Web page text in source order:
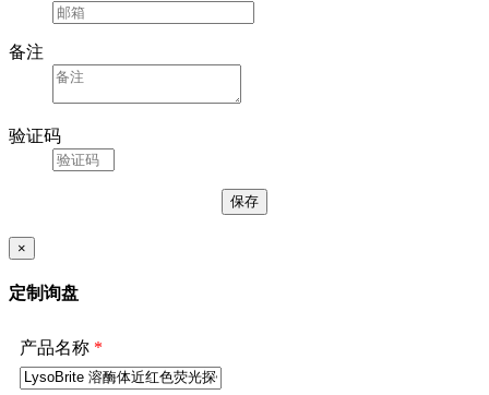
备注
验证码
×
定制询盘
产品名称 *